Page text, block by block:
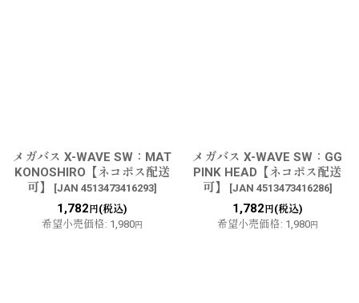
メガバス X-WAVE SW：MAT
KONOSHIRO【ネコポス配送
可】
[JAN 4513473416293]
1,782 円(税込)
希望小売価格: 1,980円
メガバス X-WAVE SW：GG
PINK HEAD【ネコポス配送
可】
[JAN 4513473416286]
1,782 円(税込)
希望小売価格: 1,980円